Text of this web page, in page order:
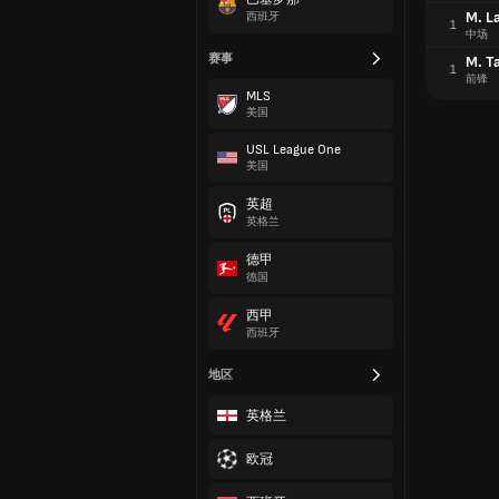
西班牙
赛事
MLS
美国
USL League One
美国
英超
英格兰
德甲
德国
西甲
西班牙
地区
英格兰
欧冠
1 M.
中场
1 M.
前锋